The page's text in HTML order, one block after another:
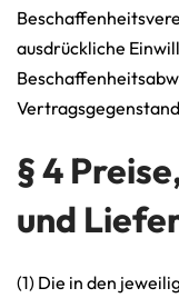
ausdrückliche
§ 4
und
(1) Die in den